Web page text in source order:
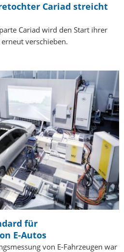
Cariad streicht
Cariad wird den Start ihrer
verschieben.
für
E-Autos
von E-Fahrzeugen war